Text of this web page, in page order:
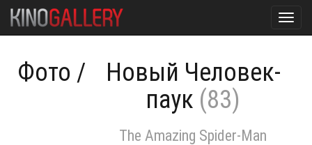
Фото /
Новый Человек-
паук (83)
The Amazing Spider-Man